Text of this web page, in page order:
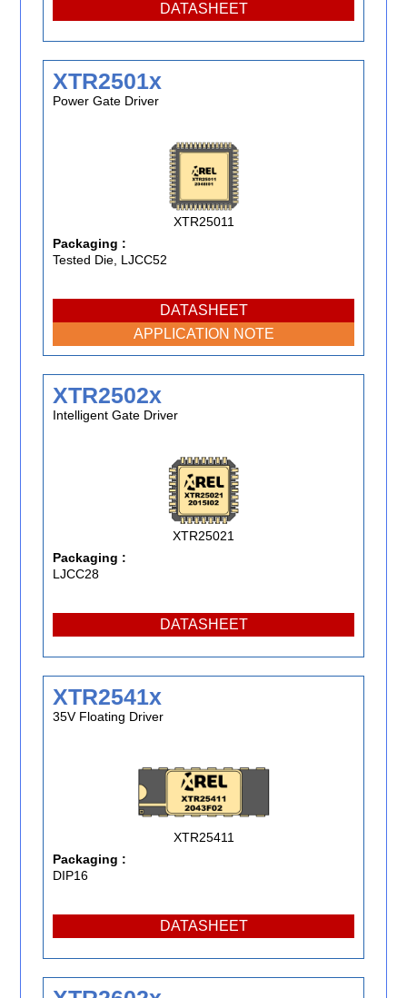
DATASHEET
XTR2501x
Power Gate Driver
XTR25011
Packaging :
Tested Die, LJCC52
DATASHEET
APPLICATION NOTE
XTR2502x
Intelligent Gate Driver
XTR25021
Packaging :
LJCC28
DATASHEET
XTR2541x
35V Floating Driver
XTR25411
Packaging :
DIP16
DATASHEET